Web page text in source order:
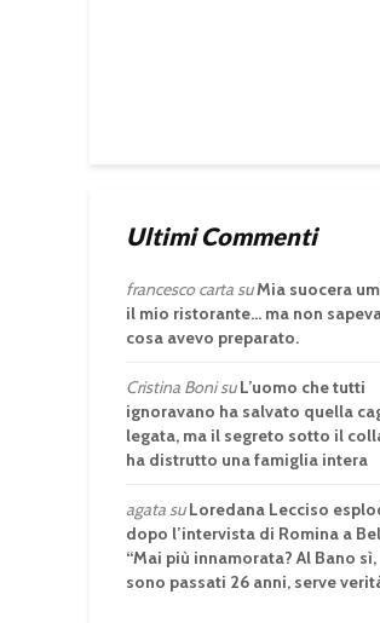
Ultimi Commenti
francesco cartasuMia suocera
il mio ristorante… ma non
cosa avevo preparato.
Cristina BonisuL’uomo che tutti
ignoravano ha salvato quella
legata, ma il segreto sotto il
ha distrutto una famiglia intera
agatasuLoredana Lecciso
dopo l’intervista di Romina a
“Mai più innamorata? Al Bano sì,
sono passati 26 anni, serve